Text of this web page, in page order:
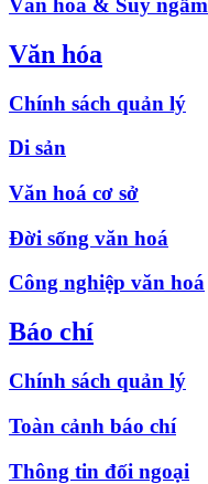
Văn hóa
Chính sách quản lý
Di sản
Văn hoá cơ sở
Đời sống văn hoá
Công nghiệp văn hoá
Báo chí
Chính sách quản lý
Toàn cảnh báo chí
Thông tin đối ngoại